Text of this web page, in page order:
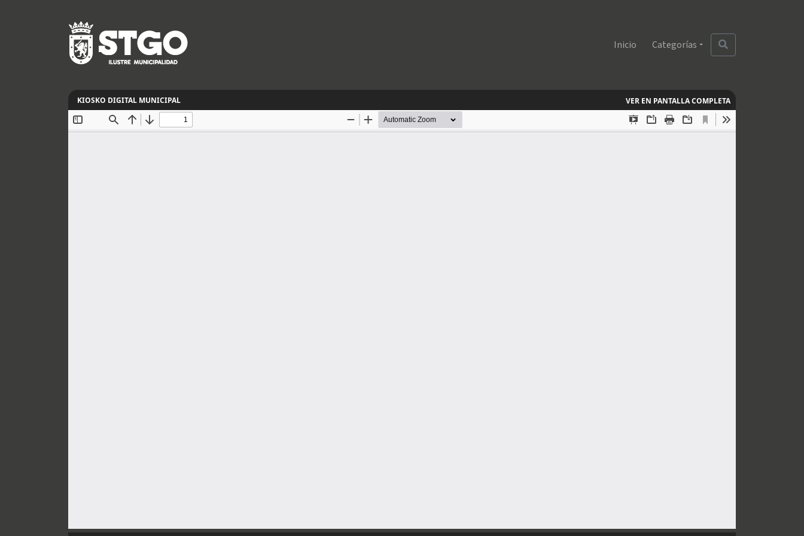
Inicio Categorías
VER EN PANTALLA COMPLETA